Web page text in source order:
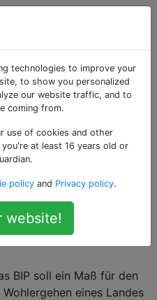
ist ein Flussmaß für
Dienstleistungen, die in
Das BIP wird in der
BIP soll ein Maß für den
eines Landes
technologies to improve your
to show you personalized
our website traffic, and to
coming from.
use of cookies and other
at least 16 years old or
policy and Privacy policy.
website!